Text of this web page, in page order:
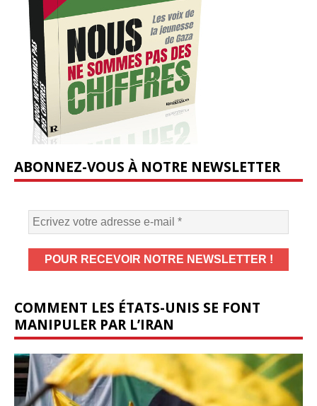
ABONNEZ-VOUS À NOTRE NEWSLETTER
COMMENT LES ÉTATS-UNIS SE FONT
MANIPULER PAR L’IRAN